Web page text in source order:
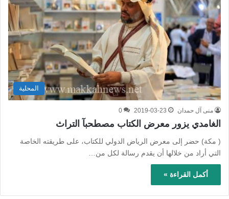
المحلية
منى آل حمدان 2019-03-23
0
الغامدي يزور معرض الكتاب مصطحبآ التراث
( مكة) حضر إلى معرض الرياض الدولي للكتاب، على طريقته الخاصة
التي أراد من خلالها أن يقدم رسالة لكل من…
أكمل القراءة »